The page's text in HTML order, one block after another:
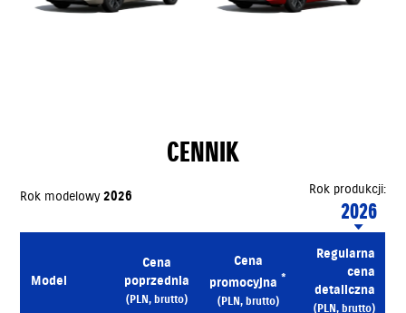
CENNIK
Rok modelowy2026 Rok produkcji:
2026
Model
Cena
poprzednia
(PLN, brutto)
Cena
promocyjna *
(PLN, brutto)
Regularna
cena
detaliczna
(PLN, brutto)